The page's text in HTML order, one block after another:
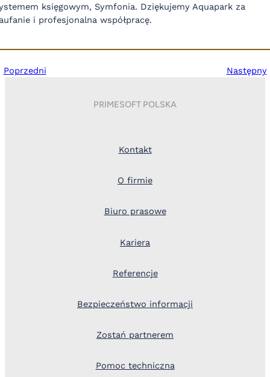
księgowym, Symfonia. Dziękujemy Aquapark za
i profesjonalna współpracę.
Poprzedni Następny
PRIMESOFT POLSKA
Kontakt
O firmie
Biuro prasowe
Kariera
Referencje
Bezpieczeństwo informacji
Zostań partnerem
Pomoc techniczna